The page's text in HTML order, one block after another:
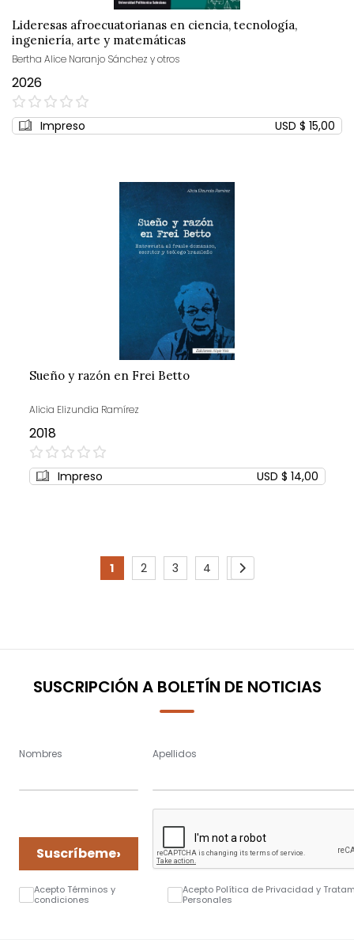
Lideresas afroecuatorianas en ciencia, tecnología,
ingeniería, arte y matemáticas
Bertha Alice Naranjo Sánchez y otros
2026
0%
Impreso USD $ 15,00
Sueño y razón en Frei Betto
Alicia Elizundia Ramírez
2018
0%
Impreso USD $ 14,00
Page
You're
page
1
Page
2
Page
3
Page
4
Page
5
Page
Siguiente
SUSCRIPCIÓN A BOLETÍN DE NOTICIAS
Nombres Apellidos
Suscríbeme›
Acepto Términos y
condiciones
Acepto Política de Privacidad y
Personales